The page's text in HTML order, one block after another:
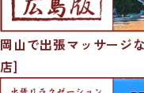
岡山で出張マッサージ
店]